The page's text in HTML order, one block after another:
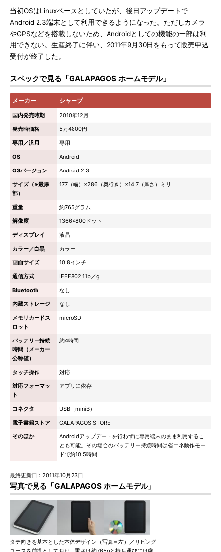
当初OSはLinuxベースとしていたが、後日アップデートで
Android 2.3端末として利用できるようになった。ただしカメラ
やGPSなどを搭載しないため、Androidとしての機能の一部は利
用できない。生産終了に伴い、2011年9月30日をもって販売申込
受付が終了した。
スペックで見る「GALAPAGOS ホームモデル」
メーカー シャープ
国内発売時期
2010年12月
発売時価格
5万4800円
専用／汎用
専用
OS
Android
OSバージョン
Android 2.3
サイズ（※最厚
部）
177（幅）×286（奥行き）×14.7（厚さ）ミリ
重量
約765グラム
解像度
1366×800ドット
ディスプレイ
液晶
カラー／白黒
カラー
画面サイズ
10.8インチ
通信方式
IEEE802.11b／g
Bluetooth
なし
内蔵ストレージ
なし
メモリカードス
ロット
microSD
バッテリー持続
時間（メーカー
公称値）
約4時間
タッチ操作
対応
対応フォーマッ
ト
アプリに依存
コネクタ
USB（miniB）
電子書籍ストア
GALAPAGOS STORE
そのほか
Androidアップデートを行わずに専用端末のまま利用するこ
とも可能。その場合のバッテリー持続時間は省エネ動作モー
ドで約10.5時間
最終更新日：2011年10月23日
写真で見る「GALAPAGOS ホームモデル」
タテ向きを基本とした本体デザイン（写真＝左）／リビング
ユースを前提としており、重さは約765gと持ち運びには厳